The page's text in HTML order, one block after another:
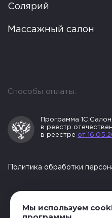
Способы оплаты:
Программа 1С:Салон
в реестр
в реестре от
Политика обработки
Солярий
Массажный салон
Мы используем